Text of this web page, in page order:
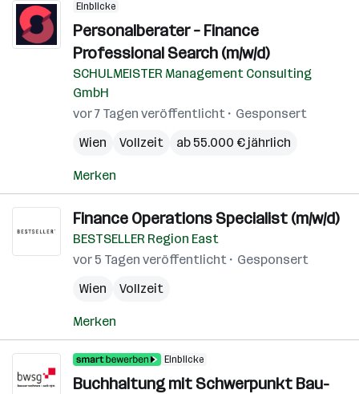
Einblicke
Personalberater – Finance
Professional Search (m/w/d)
SCHULMEISTER Management Consulting
GmbH
vor 7 Tagen veröffentlicht
Gesponsert
Wien
Vollzeit ab 55.000 € jährlich
Merken
Finance Operations Specialist (m/w/d)
BESTSELLER Region East
vor 5 Tagen veröffentlicht
Gesponsert
Wien
Vollzeit
Merken
Einblicke
Buchhaltung mit Schwerpunkt Bau-